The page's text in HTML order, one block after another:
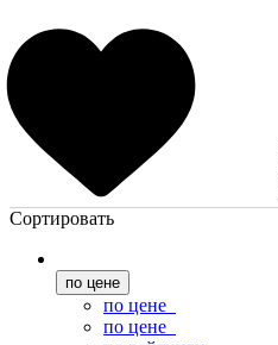
Сортировать
по цене
по цене
по цене